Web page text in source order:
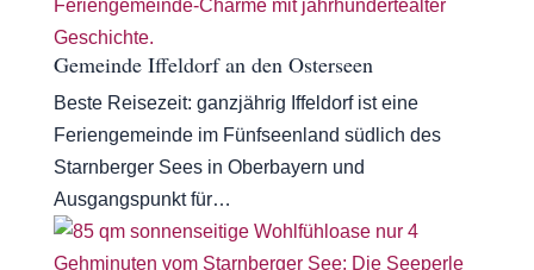
Gemeinde Iffeldorf an den Osterseen
Beste Reisezeit: ganzjährig Iffeldorf ist eine
Feriengemeinde im Fünfseenland südlich des
Starnberger Sees in Oberbayern und
Ausgangspunkt für…